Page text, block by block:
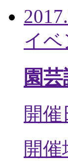
イベ
園
開催
開